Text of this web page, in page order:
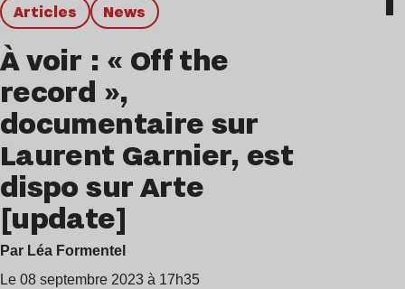
Articles news
À voir : « Off the
record »,
documentaire sur
Laurent Garnier, est
dispo sur Arte
[update]
Par Léa Formentel
Le 08 septembre 2023 à 17h35